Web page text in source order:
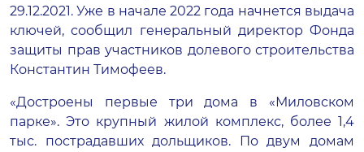
29.12.2021. Уже в начале 2022 года начнется выдача
ключей, сообщил генеральный директор Фонда
защиты прав участников долевого строительства
Константин Тимофеев.
«Достроены первые три дома в «Миловском
парке». Это крупный жилой комплекс, более 1,4
тыс. пострадавших дольщиков. По двум домам